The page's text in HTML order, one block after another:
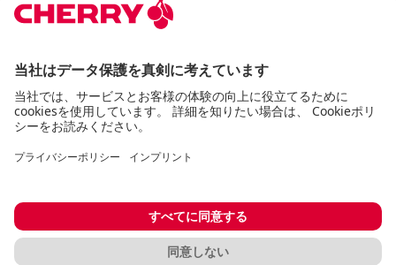
キャリア
内部告発制度
企業行動規範
アクセシビリティに関する声明利用規約使用上の注意
個人情報保護方針インプリント